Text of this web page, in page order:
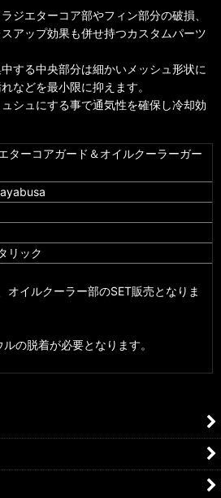
ジエターコア部やフィン部分の破損、
アップ効果も併せ持つカスタムパーツ
する中央部分は細かいメッシュ形状に
などを最小限に抑えます。
シュにする事で通気性を確保し冷却効
ターコアガード＆オイルクーラーガー
リック
オイルクーラー部のSET販売となりま
の脱着が必要となります。